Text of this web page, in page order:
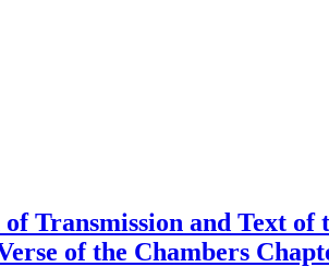
Transmission and Text
of the Chambers